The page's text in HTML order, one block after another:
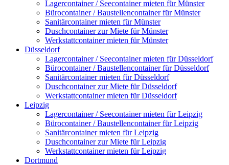
Lagercontainer / Seecontainer mieten für Münster
Bürocontainer / Baustellencontainer für Münster
Sanitärcontainer mieten für Münster
Duschcontainer zur Miete für Münster
Werkstattcontainer mieten für Münster
Düsseldorf
Lagercontainer / Seecontainer mieten für Düsseldorf
Bürocontainer / Baustellencontainer für Düsseldorf
Sanitärcontainer mieten für Düsseldorf
Duschcontainer zur Miete für Düsseldorf
Werkstattcontainer mieten für Düsseldorf
Leipzig
Lagercontainer / Seecontainer mieten für Leipzig
Bürocontainer / Baustellencontainer für Leipzig
Sanitärcontainer mieten für Leipzig
Duschcontainer zur Miete für Leipzig
Werkstattcontainer mieten für Leipzig
Dortmund